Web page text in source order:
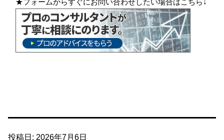
投稿日: 2026年7月6日